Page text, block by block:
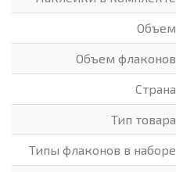
Объем
Объем флаконов
Страна
Тип товара
Типы флаконов в наборе